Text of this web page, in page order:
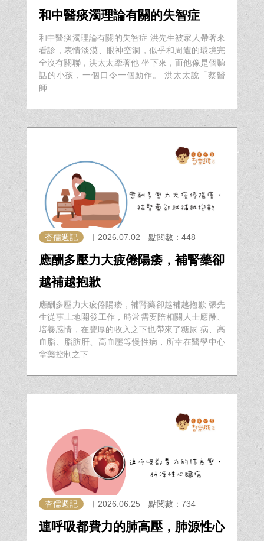
和中醫痰濁理論有關的失智症
和中醫痰濁理論有關的失智症 洪先生被家人帶著來
看診，表情淡漠、眼神空洞，似乎和周遭的環境完
全沒有關聯，洪太太牽著他 坐下來，而他像是個聽
話的小孩，一個口令一個動作。 洪太太說「蔡醫
師.....
杏儒週記 ︱2026.07.02︱點閱數：448
應酬多壓力大疲倦陽痿，補腎藥卻
越補越抱歉
應酬多壓力大疲倦陽痿，補腎藥卻越補越抱歉 張先
生從事土地開發工作，時常需要陪相關人士應酬、
培養感情，在豐厚的收入之下也帶來了糖尿 病、高
血脂、脂肪肝、高血壓等慢性病，所幸在醫學中心
拿藥控制之下.....
杏儒週記 ︱2026.06.25︱點閱數：734
連呼吸都費力的肺高壓，肺源性心